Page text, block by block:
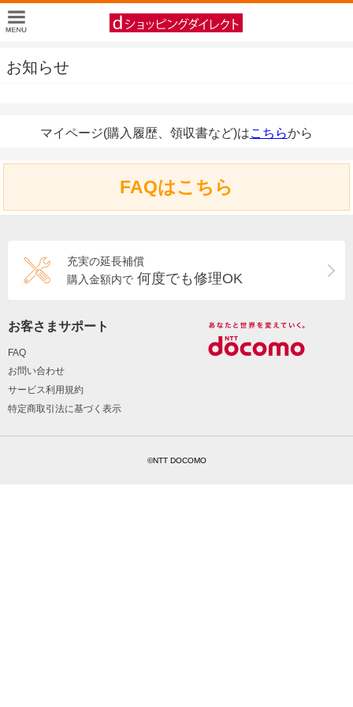
お知らせ
マイページ(購入履歴、領収書など)はこちらから
FAQはこちら
充実の延長補償
購入金額内で 何度でも修理OK
お客さまサポート
FAQ
お問い合わせ
サービス利用規約
特定商取引法に基づく表示
©NTT DOCOMO